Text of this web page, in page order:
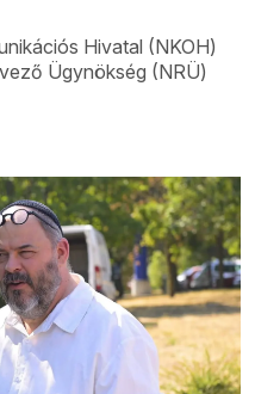
Hivatal (NKOH)
Ügynökség (NRÜ)